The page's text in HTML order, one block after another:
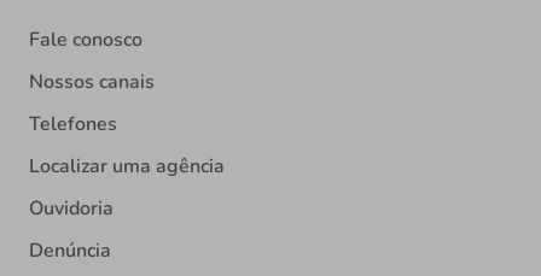
Fale conosco
Nossos canais
Telefones
Localizar uma agência
Ouvidoria
Denúncia